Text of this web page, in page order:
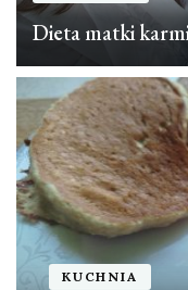
Dieta matki
KUCHNIA